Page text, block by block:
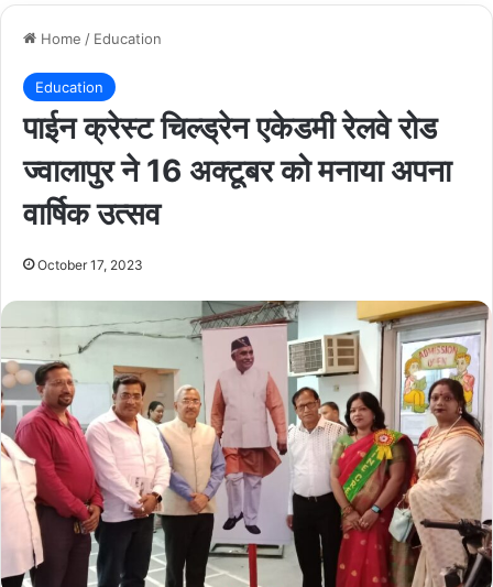
Home / Education
Education
पाईन क्रेस्ट चिल्ड्रेन एकेडमी रेलवे रोड
ज्वालापुर ने 16 अक्टूबर को मनाया अपना
वार्षिक उत्सव
October 17, 2023